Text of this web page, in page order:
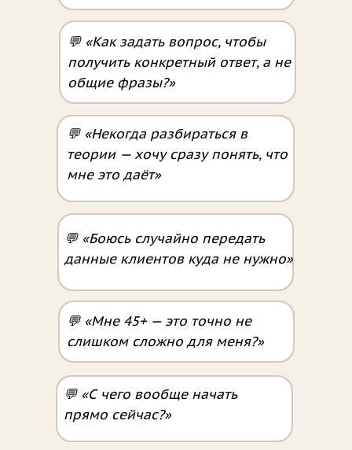
💬 «Как задать вопрос, чтобы
получить конкретный ответ, а не
общие фразы?»
💬 «Некогда разбираться в
теории — хочу сразу понять, что
мне это даёт»
💬 «Мне 45+ — это точно не
слишком сложно для меня?»
💬 «С чего вообще начать
прямо сейчас?»
💬 «Боюсь случайно передать
данные клиентов куда не нужно»